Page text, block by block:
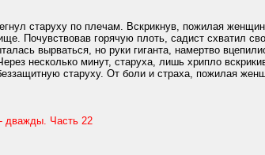
старуху по плечам. Вскрикнув, пожилая
Почувствовав горячую плоть, садист схватил
вырваться, но руки гиганта, намертво
несколько минут, старуха, лишь хрипло
старуху. От боли и страха, пожилая
дважды. Часть 22